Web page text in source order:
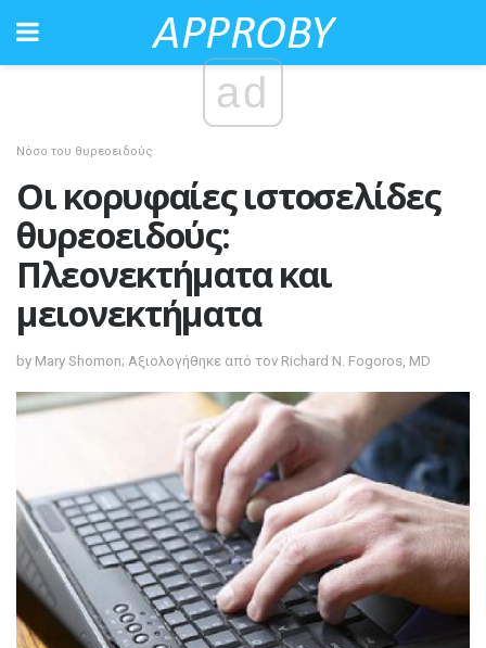
ad
Νόσο του θυρεοειδούς
Οι κορυφαίες ιστοσελίδες
θυρεοειδούς:
Πλεονεκτήματα και
μειονεκτήματα
by Mary Shomon; Αξιολογήθηκε από τον Richard N. Fogoros, MD